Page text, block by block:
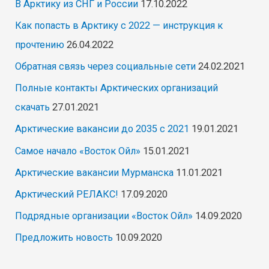
В Арктику из СНГ и России 17.10.2022
Как попасть в Арктику с 2022 — инструкция к
прочтению 26.04.2022
Обратная связь через социальные сети 24.02.2021
Полные контакты Арктических организаций
скачать 27.01.2021
Арктические вакансии до 2035 с 2021 19.01.2021
Самое начало «Восток Ойл» 15.01.2021
Арктические вакансии Мурманска 11.01.2021
Арктический РЕЛАКС! 17.09.2020
Подрядные организации «Восток Ойл» 14.09.2020
Предложить новость 10.09.2020